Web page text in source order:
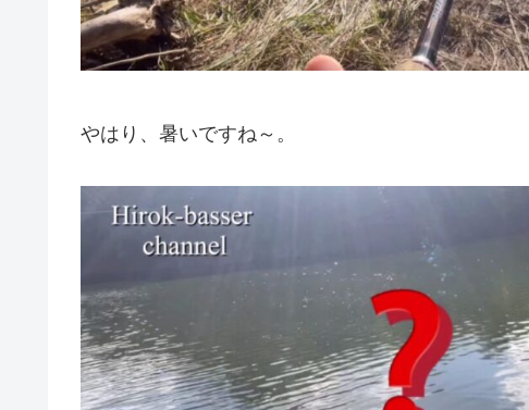
やはり、暑いですね～。